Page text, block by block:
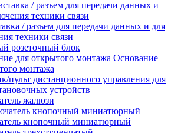
/ разъем для передачи данных и для
техники связи
розеточный блок
Основание
монтажа
пульт дистанционного управления для
устройств
жалюзи
кнопочный миниатюрный